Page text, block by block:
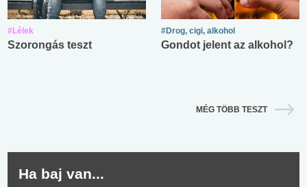
#Lélek
Szorongás teszt
#Drog, cigi, alkohol
Gondot jelent az alkohol?
MÉG TÖBB TESZT
Ha baj van...